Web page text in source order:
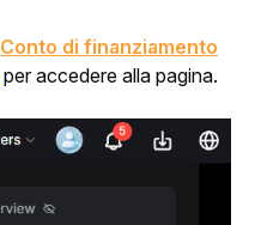
Conto di finanziamento
per accedere alla pagina.